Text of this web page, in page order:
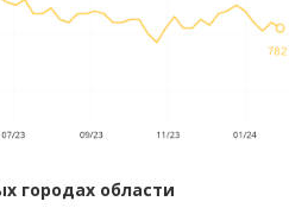
городах области